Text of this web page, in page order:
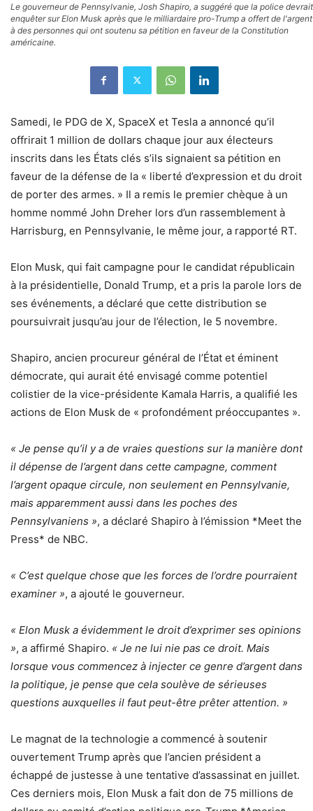
Le gouverneur de Pennsylvanie, Josh Shapiro, a suggéré que la police devrait
enquêter sur Elon Musk après que le milliardaire pro-Trump a offert de l'argent
à des personnes qui ont soutenu sa pétition en faveur de la Constitution
américaine.
Samedi, le PDG de X, SpaceX et Tesla a annoncé qu’il
offrirait 1 million de dollars chaque jour aux électeurs
inscrits dans les États clés s’ils signaient sa pétition en
faveur de la défense de la « liberté d’expression et du droit
de porter des armes. » Il a remis le premier chèque à un
homme nommé John Dreher lors d’un rassemblement à
Harrisburg, en Pennsylvanie, le même jour, a rapporté RT.
Elon Musk, qui fait campagne pour le candidat républicain
à la présidentielle, Donald Trump, et a pris la parole lors de
ses événements, a déclaré que cette distribution se
poursuivrait jusqu’au jour de l’élection, le 5 novembre.
Shapiro, ancien procureur général de l’État et éminent
démocrate, qui aurait été envisagé comme potentiel
colistier de la vice-présidente Kamala Harris, a qualifié les
actions de Elon Musk de « profondément préoccupantes ».
« Je pense qu’il y a de vraies questions sur la manière dont
il dépense de l’argent dans cette campagne, comment
l’argent opaque circule, non seulement en Pennsylvanie,
mais apparemment aussi dans les poches des
Pennsylvaniens », a déclaré Shapiro à l’émission *Meet the
Press* de NBC.
« C’est quelque chose que les forces de l’ordre pourraient
examiner », a ajouté le gouverneur.
« Elon Musk a évidemment le droit d’exprimer ses opinions
», a affirmé Shapiro. « Je ne lui nie pas ce droit. Mais
lorsque vous commencez à injecter ce genre d’argent dans
la politique, je pense que cela soulève de sérieuses
questions auxquelles il faut peut-être prêter attention. »
Le magnat de la technologie a commencé à soutenir
ouvertement Trump après que l’ancien président a
échappé de justesse à une tentative d’assassinat en juillet.
Ces derniers mois, Elon Musk a fait don de 75 millions de